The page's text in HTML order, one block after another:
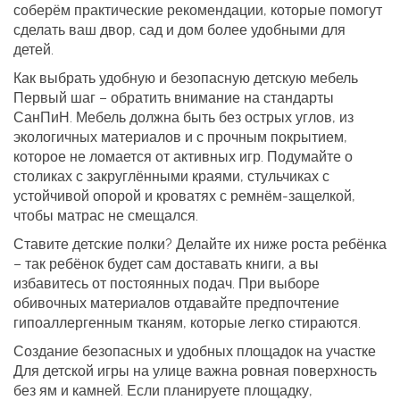
соберём практические рекомендации, которые помогут
сделать ваш двор, сад и дом более удобными для
детей.
Как выбрать удобную и безопасную детскую мебель
Первый шаг – обратить внимание на стандарты
СанПиН. Мебель должна быть без острых углов, из
экологичных материалов и с прочным покрытием,
которое не ломается от активных игр. Подумайте о
столиках с закруглёнными краями, стульчиках с
устойчивой опорой и кроватях с ремнём‑защелкой,
чтобы матрас не смещался.
Ставите детские полки? Делайте их ниже роста ребёнка
– так ребёнок будет сам доставать книги, а вы
избавитесь от постоянных подач. При выборе
обивочных материалов отдавайте предпочтение
гипоаллергенным тканям, которые легко стираются.
Создание безопасных и удобных площадок на участке
Для детской игры на улице важна ровная поверхность
без ям и камней. Если планируете площадку,